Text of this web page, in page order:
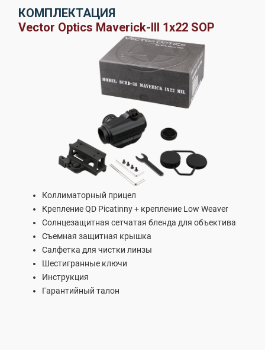
КОМПЛЕКТАЦИЯ
Vector Optics Maverick-III 1x22 SOP
Коллиматорный прицел
Крепление QD Picatinny + крепление Low Weaver
Солнцезащитная сетчатая бленда для объектива
Съемная защитная крышка
Салфетка для чистки линзы
Шестигранные ключи
Инструкция
Гарантийный талон